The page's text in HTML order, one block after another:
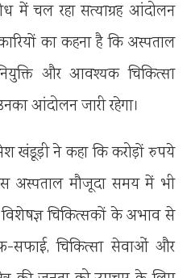
में चल रहा सत्याग्रह आंदोलन
का कहना है कि अस्पताल
और आवश्यक चिकित्सा
आंदोलन जारी रहेगा।
खंडूड़ी ने कहा कि करोड़ों रुपये
अस्पताल मौजूदा समय में भी
चिकित्सकों के अभाव से
सफाई, चिकित्सा सेवाओं और